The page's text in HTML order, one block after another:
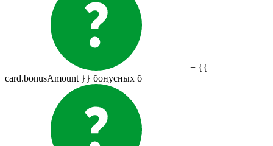
+ {{
card.bonusAmount }} бонусных б